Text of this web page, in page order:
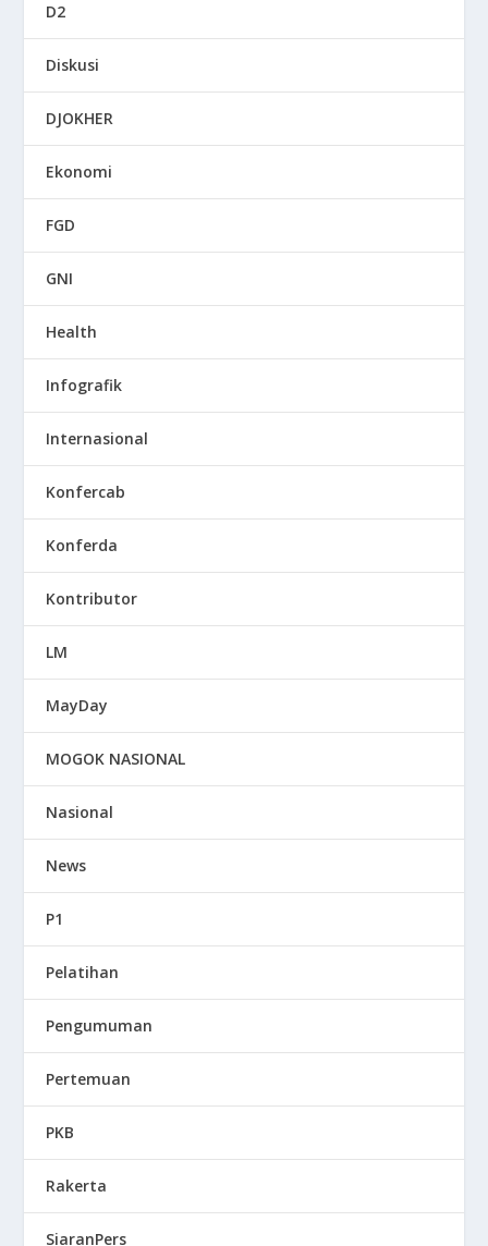
D2
Diskusi
DJOKHER
Ekonomi
FGD
GNI
Health
Infografik
Internasional
Konfercab
Konferda
Kontributor
LM
MayDay
MOGOK NASIONAL
Nasional
News
P1
Pelatihan
Pengumuman
Pertemuan
PKB
Rakerta
SiaranPers